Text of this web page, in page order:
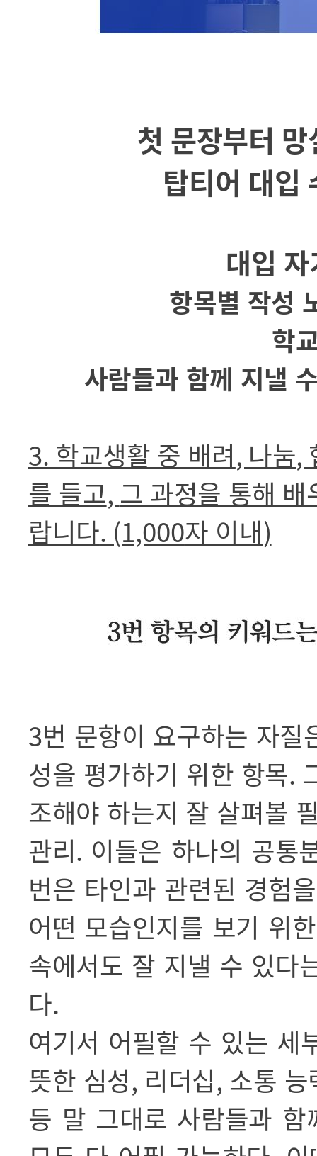
첫 문장부터
탑티어 대입
대입
항목별 작성
학
사람들과 함께 지낼
3. 학교생활 중 배려, 나눔,
를 들고, 그 과정을 통해
랍니다. (1,000자 이내)
3번 문항이 요구하는 자
성을 평가하기 위한 항목.
조해야 하는지 잘 살펴볼
관리. 이들은 하나의 공통
번은 타인과 관련된 경험
어떤 모습인지를 보기 위
속에서도 잘 지낼 수 있다
다.
여기서 어필할 수 있는 세
뜻한 심성, 리더십, 소통 능
등 말 그대로 사람들과